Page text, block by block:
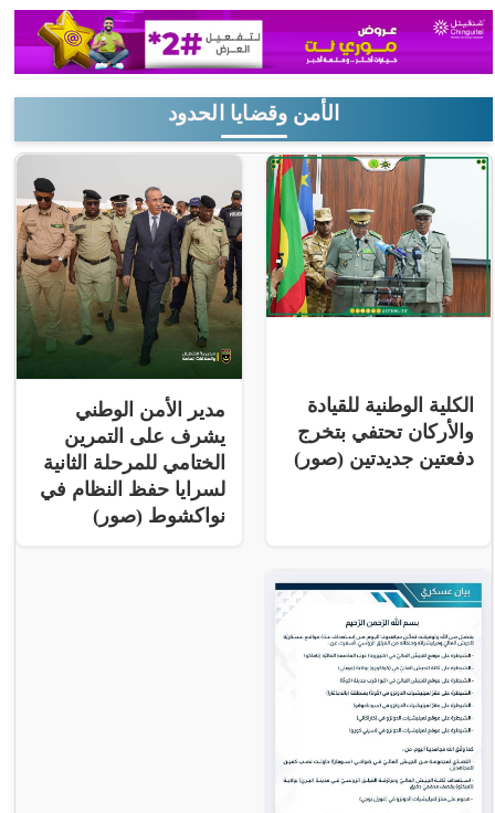
الأمن وقضايا الحدود
الكلية الوطنية للقيادة
والأركان تحتفي بتخرج
دفعتين جديدتين (صور)
مدير الأمن الوطني
يشرف على التمرين
الختامي للمرحلة الثانية
لسرايا حفظ النظام في
نواكشوط (صور)